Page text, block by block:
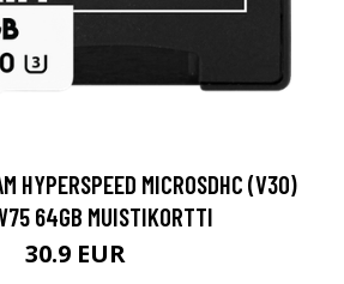
HYPERSPEED MICROSDHC (V30)
64GB MUISTIKORTTI
30.9 EUR